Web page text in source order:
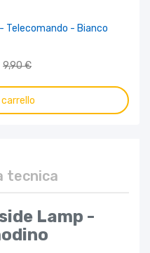
Telecomando - Bianco
9,90 €
tecnica
Lamp -